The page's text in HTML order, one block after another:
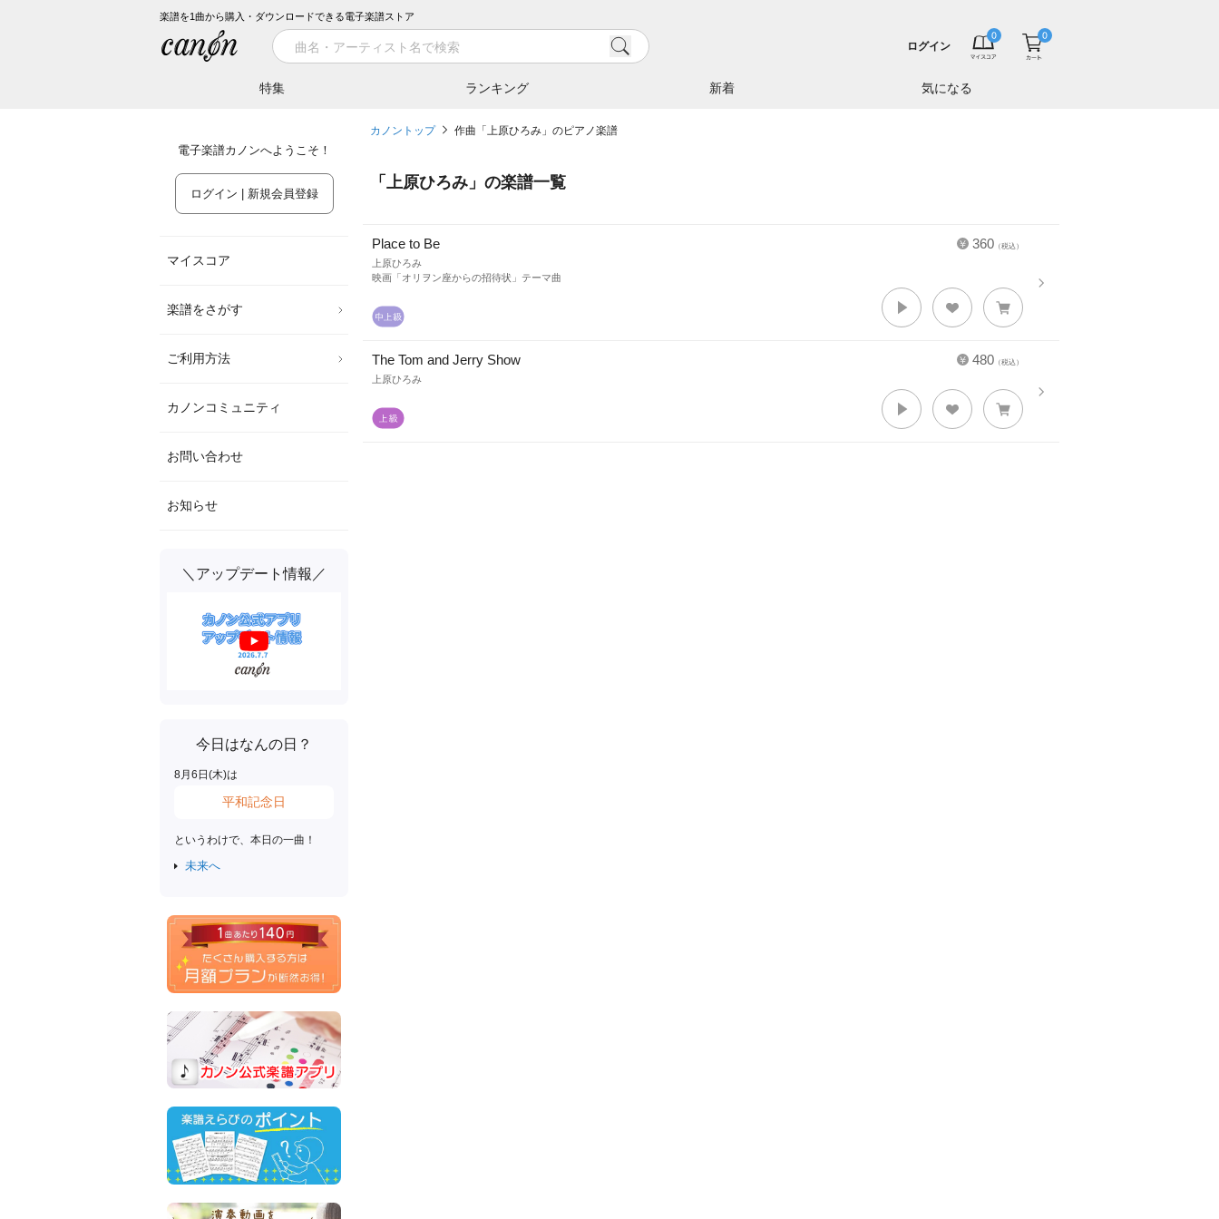
楽譜を1曲から購入・ダウンロードできる電子楽譜ストア
特集 ランキング 新着 気になる
ログイン
電子楽譜カノンへようこそ！
ログイン | 新規会員登録
マイスコア
楽譜をさがす
ご利用方法
カノンコミュニティ
お問い合わせ
お知らせ
＼アップデート情報／
今日はなんの日？
8月 6 日(木)は
平和記念日
というわけで、本日の一曲！
未来へ
カノントップ 作曲「上原ひろみ」のピアノ楽譜
「 上原ひろみ 」の楽譜一覧
360 （税込）
Place to Be
上原ひろみ
映画「オリヲン座からの招待状」テーマ曲
480 （税込）
The Tom and Jerry Show
上原ひろみ